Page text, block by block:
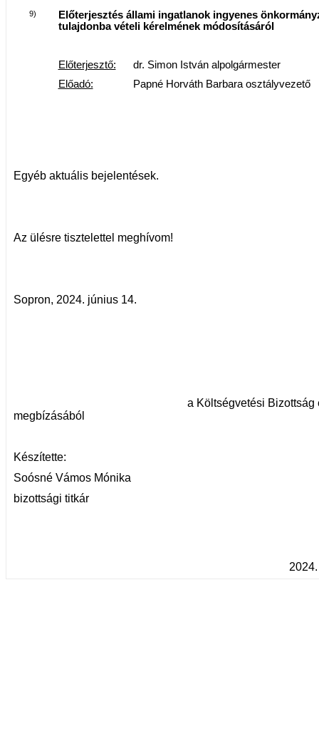
9)
Előterjesztés állami ingatlanok ingyenes
tulajdonba vételi kérelmének módosításáról
Előterjesztő: dr. Simon István alpolgármester
Előadó: Papné Horváth Barbara osztályvezető
Egyéb aktuális bejelentések.
Az ülésre tisztelettel meghívom!
Sopron, 2024. június 14.
a Költségvetési Bizottság
megbízásából
Készítette:
Soósné Vámos Mónika
bizottsági titkár